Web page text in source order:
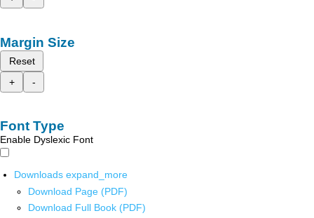
Margin Size
Reset
+
-
Font Type
Enable Dyslexic Font
Downloads expand_more
Download Page (PDF)
Download Full Book (PDF)